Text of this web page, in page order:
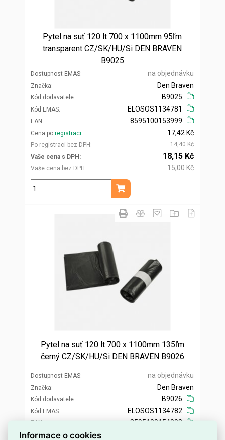
Pytel na suť 120 lt 700 x 1100mm 95ľm
transparent CZ/SK/HU/Si DEN BRAVEN
B9025
Dostupnost EMAS na objednávku
Značka
Kód dodavatele
Den Braven
B9025
Kód EMAS
EAN
ELOSOS1134781
8595100153999
Cena po registraci
Po registraci bez DPH
17,42 Kč
14,40 Kč
Vaše cena s DPH
Vaše cena bez DPH
18,15 Kč
15,00 Kč
ks
Přidat do košíku
Pytel na suť 120 lt 700 x 1100mm 135ľm
černý CZ/SK/HU/Si DEN BRAVEN B9026
Dostupnost EMAS na objednávku
Značka
Kód dodavatele
Den Braven
B9026
Kód EMAS
EAN
ELOSOS1134782
8595100154002
Cena poregistraci
Informace o cookies